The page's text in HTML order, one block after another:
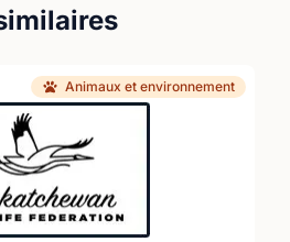
Animaux et environnement